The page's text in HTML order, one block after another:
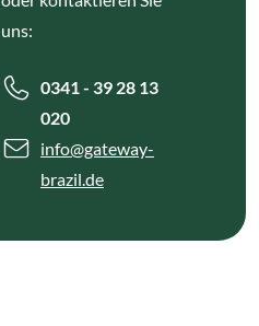
uns:
0341 - 39 28 13
020
info@gateway-
brazil.de